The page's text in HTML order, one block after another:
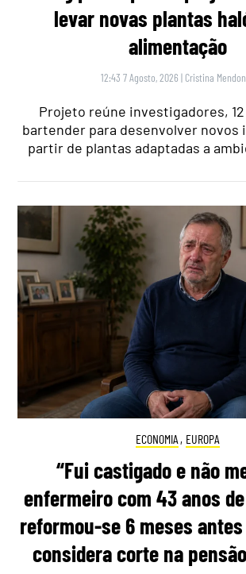
levar novas plantas
alimentação
12:43 7 Agosto, 2026 | Cristina
Projeto reúne investigadores,
bartender para desenvolver novos
partir de plantas adaptadas a
ECONOMIA , EUROPA
“Fui castigado e não
enfermeiro com 43 anos
reformou-se 6 meses
considera corte na